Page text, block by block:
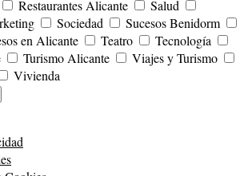
Restaurantes Alicante
Salud
Sociedad
Sucesos Benidorm
en Alicante Teatro
Tecnología
Turismo Alicante
Viajes y Turismo
Vivienda